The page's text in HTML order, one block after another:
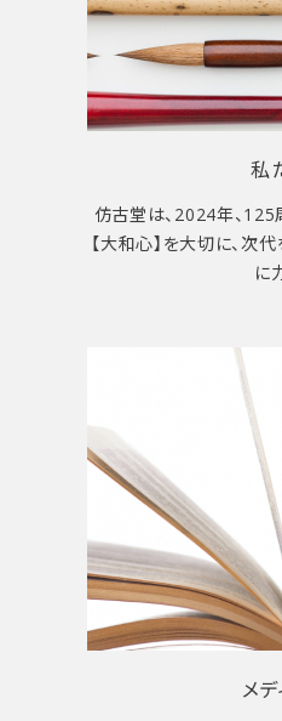
私
仿古堂は、2024年、125
【大和心】を大切に、次
に
メ